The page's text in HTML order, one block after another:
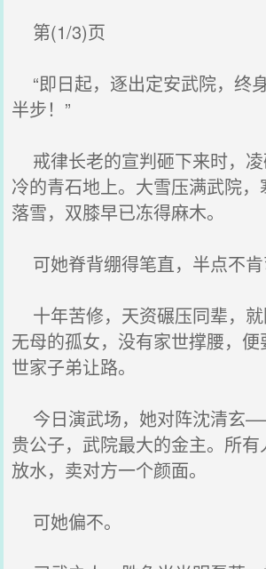
第(1/3)页
“即日起，逐出定安武院，终
半步！”
戒律长老的宣判砸下来时，
冷的青石地上。大雪压满武院
落雪，双膝早已冻得麻木。
可她脊背绷得笔直，半点不肯
十年苦修，天资碾压同辈，
无母的孤女，没有家世撑腰，
世家子弟让路。
今日演武场，她对阵沈清玄
贵公子，武院最大的金主。所
放水，卖对方一个颜面。
可她偏不。